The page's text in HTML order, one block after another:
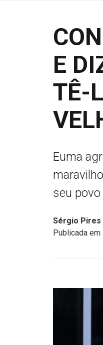
E
TÊ-
Euma
seu povo
Sérgio Pires
Publicada